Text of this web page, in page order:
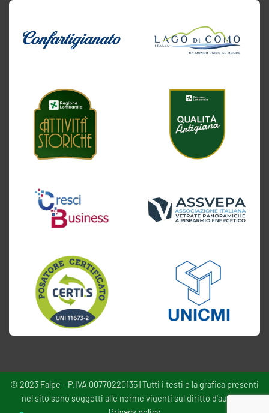
© 2023 Falpe - P.IVA 00770220135 | Tutti i testi e la grafica presenti
nel sito sono soggetti alle norme vigenti sul diritto d'autore -